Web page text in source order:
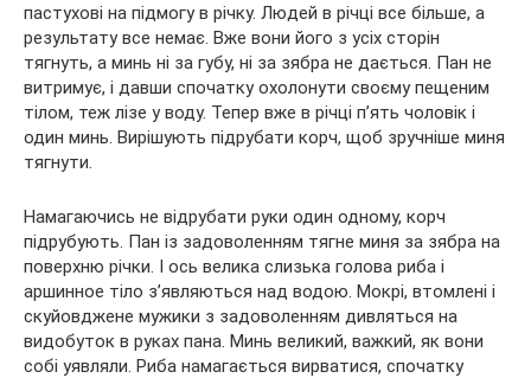
пастухові на підмогу в річку. Людей в річці все більше, а
результату все немає. Вже вони його з усіх сторін
тягнуть, а минь ні за губу, ні за зябра не дається. Пан не
витримує, і давши спочатку охолонути своєму пещеним
тілом, теж лізе у воду. Тепер вже в річці п’ять чоловік і
один минь. Вирішують підрубати корч, щоб зручніше миня
тягнути.
Намагаючись не відрубати руки один одному, корч
підрубують. Пан із задоволенням тягне миня за зябра на
поверхню річки. І ось велика слизька голова риба і
аршинное тіло з’являються над водою. Мокрі, втомлені і
скуйовджене мужики з задоволенням дивляться на
видобуток в руках пана. Минь великий, важкий, як вони
собі уявляли. Риба намагається вирватися, спочатку